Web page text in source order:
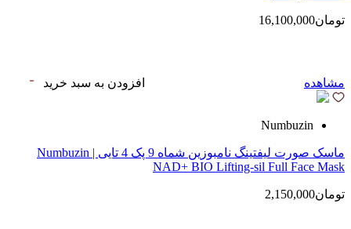
تومان16,100,000
مشاهده افزودن به سبد خرید
Numbuzin
ماسک صورت لیفتینگ نامبوزین شماه 9 پک 4 تایی | Numbuzin
NAD+ BIO Lifting-sil Full Face Mask
تومان2,150,000